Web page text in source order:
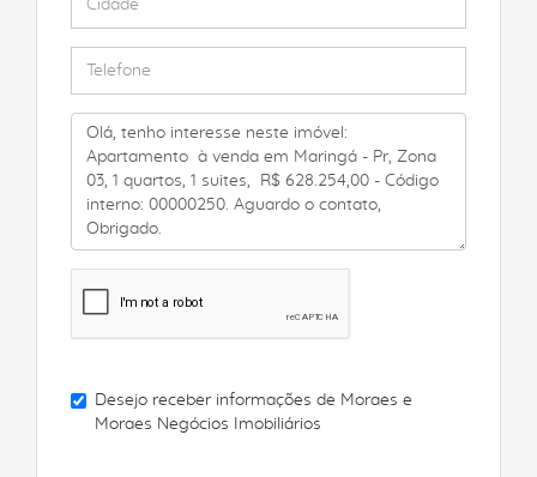
Desejo receber informações de Moraes e
Moraes Negócios Imobiliários